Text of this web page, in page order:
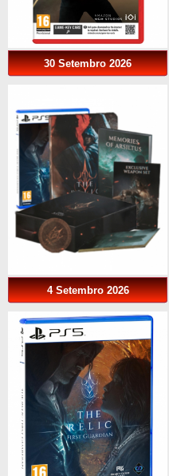
30 Setembro 2026
4 Setembro 2026